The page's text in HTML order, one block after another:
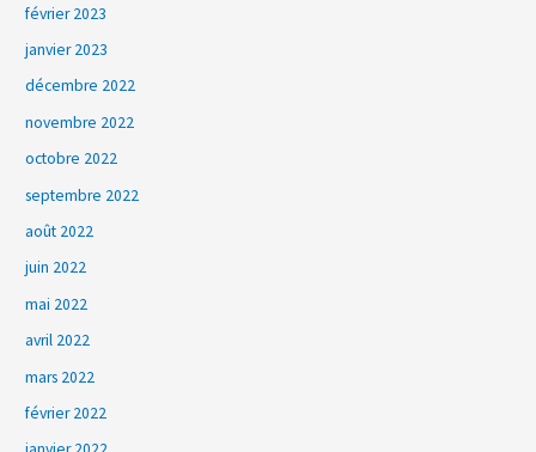
février 2023
janvier 2023
décembre 2022
novembre 2022
octobre 2022
septembre 2022
août 2022
juin 2022
mai 2022
avril 2022
mars 2022
février 2022